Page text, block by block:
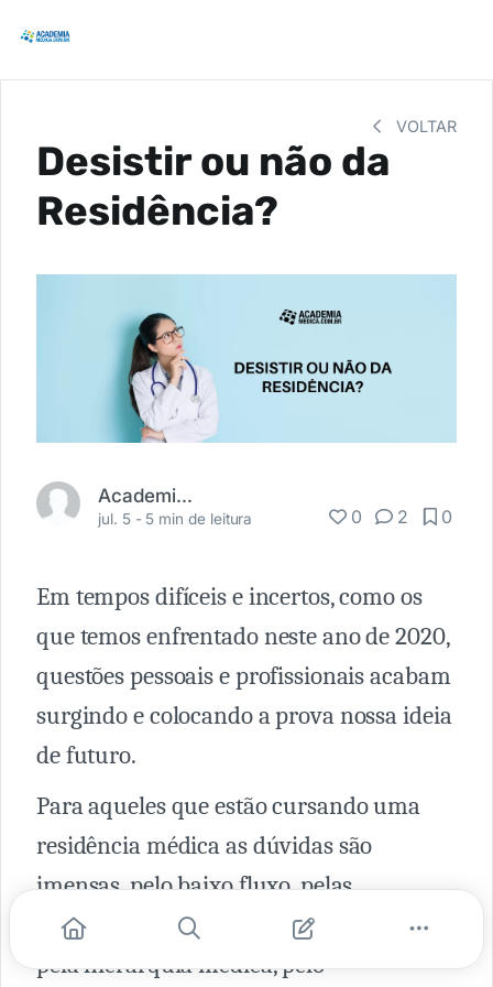
VOLTAR
Desistir ou não da
Residência?
Academia Médica
jul. 5 - 5 min de leitura 0 2 0
Em tempos difíceis e incertos, como os
que temos enfrentado neste ano de 2020,
questões pessoais e profissionais acabam
surgindo e colocando a prova nossa ideia
de futuro.
Para aqueles que estão cursando uma
residência médica as dúvidas são
imensas, pelo baixo fluxo, pelas
propostas de trabalho mais rentáveis,
pela hierarquia médica, pelo